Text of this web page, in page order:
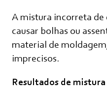
A mistura incorreta
causar bolhas ou
material de
imprecisos.
Resultados de